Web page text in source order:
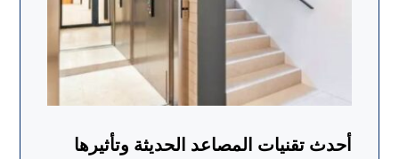
أحدث تقنيات المصاعد الحديثة وتأثيرها